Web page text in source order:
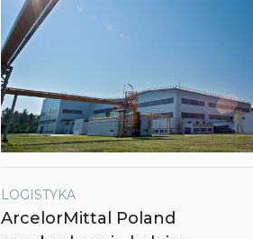
LOGISTYKA
ArcelorMittal Poland